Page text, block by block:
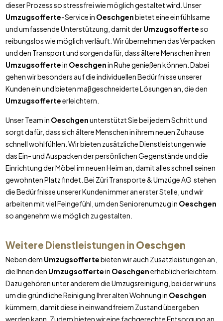
dieser Prozess so stressfrei wie möglich gestaltet wird. Unser
Umzugsofferte-Service in Oeschgenbietet eine einfühlsame
und umfassende Unterstützung, damit derUmzugsofferteso
reibungslos wie möglich verläuft. Wir übernehmen das Verpacken
und den Transport und sorgen dafür, dass ältere Menschen ihren
Umzugsoffertein Oeschgenin Ruhe genießen können. Dabei
gehen wir besonders auf die individuellen Bedürfnisse unserer
Kunden ein und bieten maßgeschneiderte Lösungen an, die den
Umzugsofferteerleichtern.
Unser Team in Oeschgenunterstützt Sie bei jedem Schritt und
sorgt dafür, dass sich ältere Menschen in ihrem neuen Zuhause
schnell wohlfühlen. Wir bieten zusätzliche Dienstleistungen wie
das Ein- und Auspacken der persönlichen Gegenstände und die
Einrichtung der Möbel im neuen Heim an, damit alles schnell seinen
gewohnten Platz findet. Bei Züri Transporte & Umzüge AG stehen
die Bedürfnisse unserer Kunden immer an erster Stelle, und wir
arbeiten mit viel Feingefühl, um den Seniorenumzug in Oeschgen
so angenehm wie möglich zu gestalten.
Weitere Dienstleistungen in Oeschgen
Neben dem Umzugsoffertebieten wir auch Zusatzleistungen an,
die Ihnen den Umzugsoffertein Oeschgenerheblich erleichtern.
Dazu gehören unter anderem die Umzugsreinigung, bei der wir uns
um die gründliche Reinigung Ihrer alten Wohnung in Oeschgen
kümmern, damit diese in einwandfreiem Zustand übergeben
werden kann. Zudem bieten wir eine fachgerechte Entsorgung an,